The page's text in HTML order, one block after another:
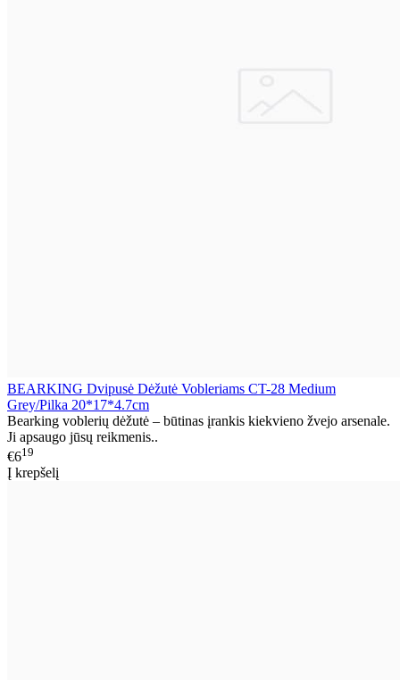
BEARKING Dvipusė Dėžutė Vobleriams CT-28 Medium
Grey/Pilka 20*17*4.7cm
Bearking voblerių dėžutė – būtinas įrankis kiekvieno žvejo arsenale.
Ji apsaugo jūsų reikmenis..
€619
Į krepšelį